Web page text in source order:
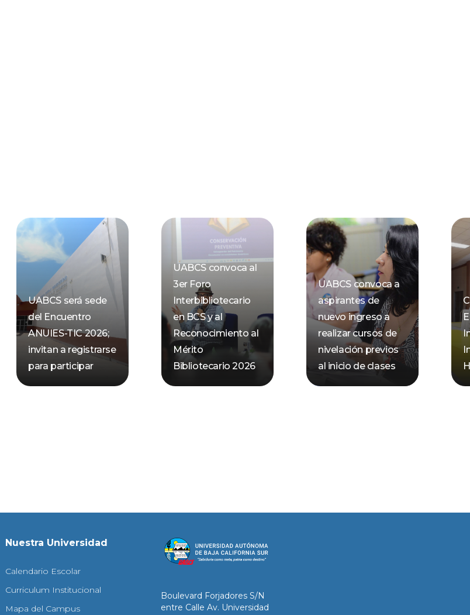
UABCS será sede
del Encuentro
ANUIES-TIC 2026;
invitan a registrarse
para participar
UABCS convoca al
3er Foro
Interbibliotecario
en BCS y al
Reconocimiento al
Mérito
Bibliotecario 2026
UABCS convoca a
aspirantes de
nuevo ingreso a
realizar cursos de
nivelación previos
al inicio de clases
Nuestra Universidad
Calendario Escolar
Curriculum Institucional
Mapa del Campus
Boulevard Forjadores S/N
entre Calle Av. Universidad